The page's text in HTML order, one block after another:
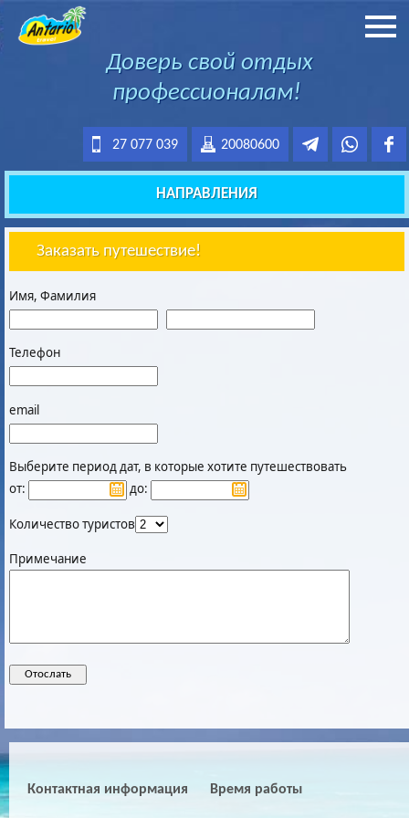
Доверь свой отдых
профессионалам!
20080600
27 077 039
НАПРАВЛЕНИЯ
Заказать путешествие!
Имя, Фамилия
Телефон
email
Выберите период дат, в которые хотите путешествовать
от:
до:
Количество туристов
Примечание
Контактная информация Время работы